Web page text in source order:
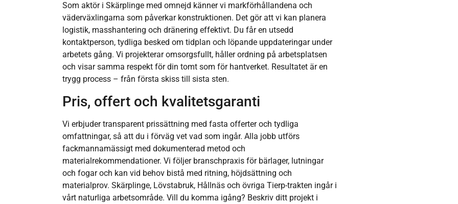
Som aktör i Skärplinge med omnejd känner vi markförhållandena och
väderväxlingarna som påverkar konstruktionen. Det gör att vi kan planera
logistik, masshantering och dränering effektivt. Du får en utsedd
kontaktperson, tydliga besked om tidplan och löpande uppdateringar under
arbetets gång. Vi projekterar omsorgsfullt, håller ordning på arbetsplatsen
och visar samma respekt för din tomt som för hantverket. Resultatet är en
trygg process – från första skiss till sista sten.
Pris, offert och kvalitetsgaranti
Vi erbjuder transparent prissättning med fasta offerter och tydliga
omfattningar, så att du i förväg vet vad som ingår. Alla jobb utförs
fackmannamässigt med dokumenterad metod och
materialrekommendationer. Vi följer branschpraxis för bärlager, lutningar
och fogar och kan vid behov bistå med ritning, höjdsättning och
materialprov. Skärplinge, Lövstabruk, Hållnäs och övriga Tierp-trakten ingår i
vårt naturliga arbetsområde. Vill du komma igång? Beskriv ditt projekt i